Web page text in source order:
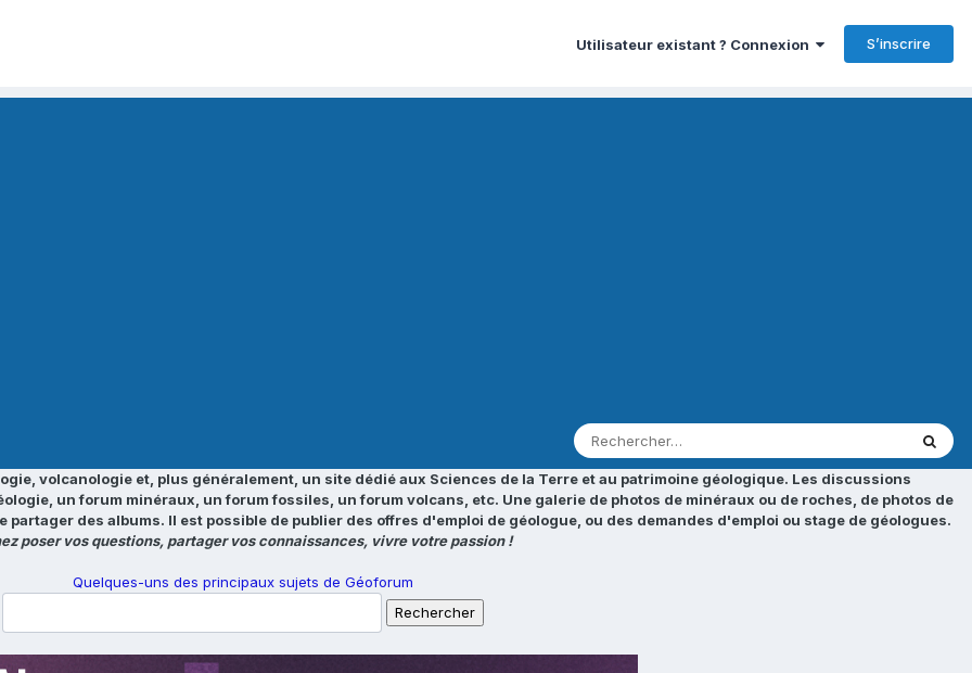
Utilisateur existant ? Connexion S’inscrire
volcanologie et, plus généralement, un site dédié aux Sciences de la Terre et au patrimoine géologique. Les discussions
un forum minéraux, un forum fossiles, un forum volcans, etc. Une galerie de photos de minéraux ou de roches, de photos de
des albums. Il est possible de publier des offres d'emploi de géologue, ou des demandes d'emploi ou stage de géologues.
poser vos questions, partager vos connaissances, vivre votre passion !
Quelques-uns des principaux sujets de Géoforum